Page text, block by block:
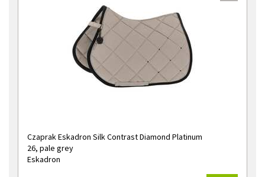
Czaprak Eskadron Silk Contrast Diamond Platinum
26, pale grey
Eskadron